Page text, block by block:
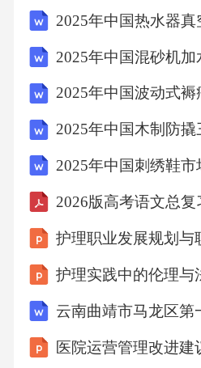
维利用率已提升至28%，
的rPET纤维占比达到15%
还原工艺，将废旧聚酯瓶
单体，再重新聚合生成切
生聚酯几乎无异，从而保
度、色牢度及手感上与传
至因杂质去除更彻底而具
泽感。超细旦复合纤维与
合创新，极大地拓展了珍
采用0.3dtex以下超细旦纤
饰与奢侈家居领域，纳米
2025年中国刺绣鞋
护理职业发展规划与
护理实践中的伦理与
医院运营管理改进建